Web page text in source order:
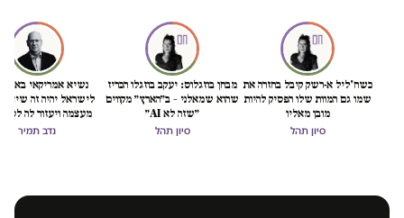
כשח'ליל א-רשק קיבל בחזרה את
שמו גם המוות שלו הפסיק להיות
מובן מאליו
סיון תהל
מבחן בוזגלוס: יעקב בוזגלו הכריז
שהוא שמאלני – ב״הארץ״ מקווים
״שזה לא AI״
סיון תהל
נשיא אמריקאי באמת
לישראל יהיה זה
מעצמה ויעזור לה
הכיבוש
נדב תמיר